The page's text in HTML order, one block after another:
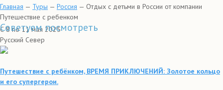
С 8 по 11 мая 2025
Русский Север
Главная — Туры — Россия — Отдых с детьми в России от компании
Путешествие с ребенком
Советуем посмотреть
Путешествие с ребёнком, ВРЕМЯ ПРИКЛЮЧЕНИЙ: Золотое кольцо
и его супергерои.